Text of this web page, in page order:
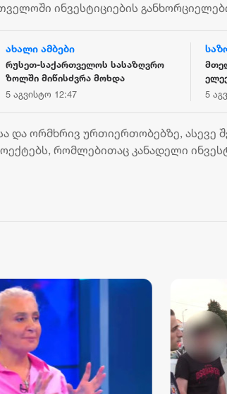
ინვესტიციების
ახალი ამბები
რუსეთ-საქართველოს სასაზღვრო
ზოლში მიწისძვრა მოხდა
5 აგვისტო 12:47
5
და ორმხრივ ურთიერთობებზე, ასევე
რომლებითაც კანადელი
„ბორჯღალოსნებმა“ ჩილეს
ნაკრები დაამარცხეს
18 ივლისი 19:47